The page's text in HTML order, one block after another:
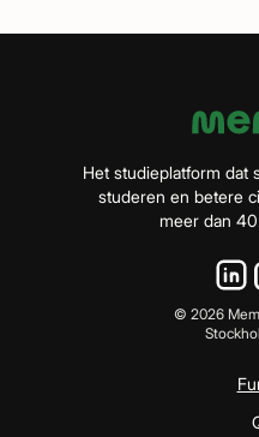
Het studieplatform dat
studeren en betere
meer dan
© 2026